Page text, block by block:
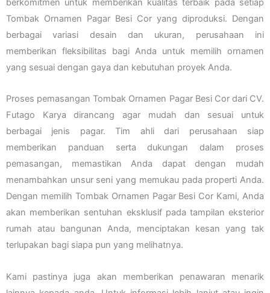
berkomitmen untuk memberikan kualitas terbaik pada setiap
Tombak Ornamen Pagar Besi Cor yang diproduksi. Dengan
berbagai variasi desain dan ukuran, perusahaan ini
memberikan fleksibilitas bagi Anda untuk memilih ornamen
yang sesuai dengan gaya dan kebutuhan proyek Anda.
Proses pemasangan Tombak Ornamen Pagar Besi Cor dari CV.
Futago Karya dirancang agar mudah dan sesuai untuk
berbagai jenis pagar. Tim ahli dari perusahaan siap
memberikan panduan serta dukungan dalam proses
pemasangan, memastikan Anda dapat dengan mudah
menambahkan unsur seni yang memukau pada properti Anda.
Dengan memilih Tombak Ornamen Pagar Besi Cor Kami, Anda
akan memberikan sentuhan eksklusif pada tampilan eksterior
rumah atau bangunan Anda, menciptakan kesan yang tak
terlupakan bagi siapa pun yang melihatnya.
Kami pastinya juga akan memberikan penawaran menarik